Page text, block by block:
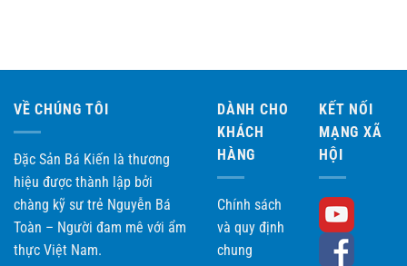
VỀ CHÚNG TÔI
Đặc Sản Bá Kiến là thương
hiệu được thành lập bởi
chàng kỹ sư trẻ Nguyễn Bá
Toàn – Người đam mê với ẩm
thực Việt Nam.
DÀNH CHO
KHÁCH
HÀNG
Chính sách
và quy định
chung
KẾT NỐI
MẠNG XÃ
HỘI